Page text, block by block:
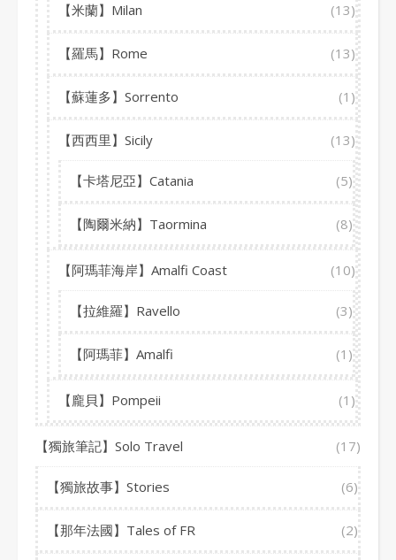
【米蘭】Milan (13)
【羅馬】Rome (13)
【蘇蓮多】Sorrento (1)
【西西里】Sicily (13)
【卡塔尼亞】Catania (5)
【陶爾米納】Taormina (8)
【阿瑪菲海岸】Amalfi Coast (10)
【拉維羅】Ravello (3)
【阿瑪菲】Amalfi (1)
【龐貝】Pompeii (1)
【獨旅筆記】Solo Travel (17)
【獨旅故事】Stories (6)
【那年法國】Tales of FR (2)